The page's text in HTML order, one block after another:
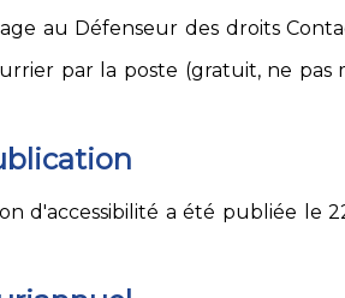
au Défenseur des droits
par la poste (gratuit, ne pas
d'accessibilité a été publiée le